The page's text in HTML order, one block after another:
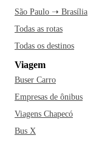
São Paulo ➝ Brasília
Todas as rotas
Todas os destinos
Viagem
Buser Carro
Empresas de ônibus
Viagens Chapecó
Bus X